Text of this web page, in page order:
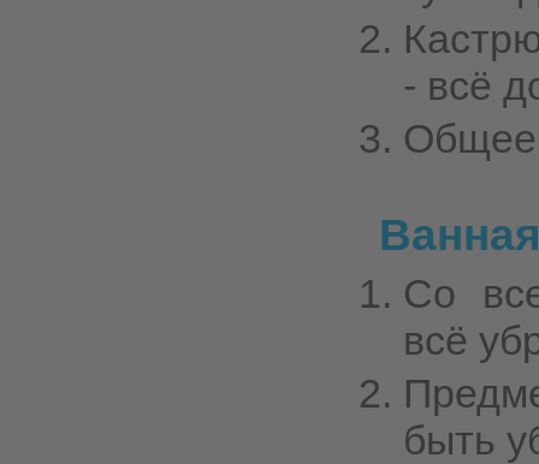
- всё
Общее
Со
всё
быть